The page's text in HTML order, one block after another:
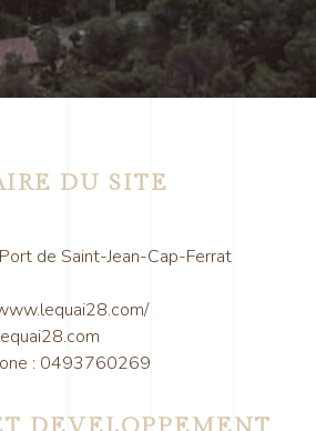
DU SITE
de Saint-Jean-Cap-Ferrat
: 0493760269